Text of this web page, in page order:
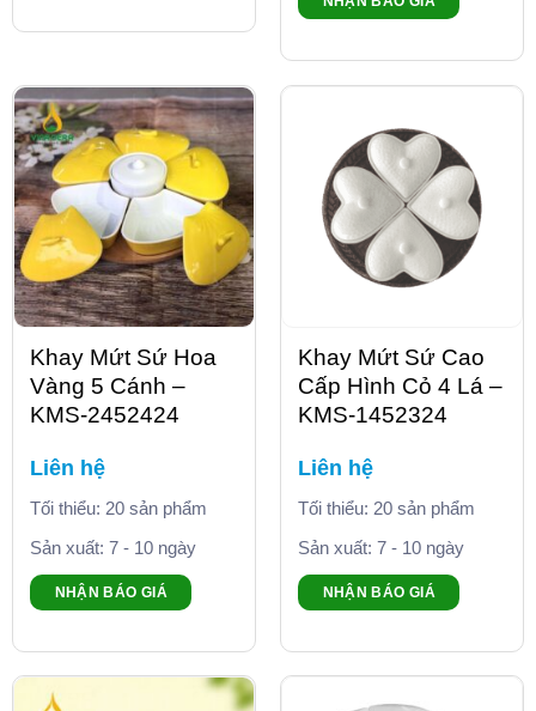
Khay Mứt Sứ Hoa
Vàng 5 Cánh –
KMS-2452424
Liên hệ
Tối thiểu: 20 sản phẩm
Sản xuất: 7 - 10 ngày
NHẬN BÁO GIÁ
Khay Mứt Sứ Cao
Cấp Hình Cỏ 4 Lá –
KMS-1452324
Liên hệ
Tối thiểu: 20 sản phẩm
Sản xuất: 7 - 10 ngày
NHẬN BÁO GIÁ